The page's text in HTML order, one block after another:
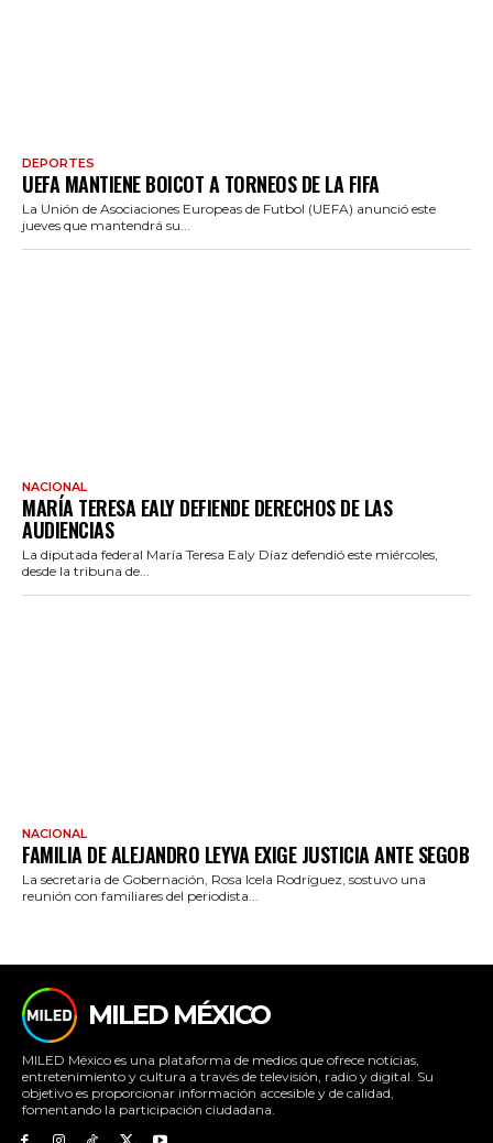
DEPORTES
UEFA MANTIENE BOICOT A TORNEOS DE LA FIFA
La Unión de Asociaciones Europeas de Futbol (UEFA) anunció este
jueves que mantendrá su...
NACIONAL
MARÍA TERESA EALY DEFIENDE DERECHOS DE LAS
AUDIENCIAS
La diputada federal María Teresa Ealy Díaz defendió este miércoles,
desde la tribuna de...
NACIONAL
FAMILIA DE ALEJANDRO LEYVA EXIGE JUSTICIA ANTE SEGOB
La secretaria de Gobernación, Rosa Icela Rodríguez, sostuvo una
reunión con familiares del periodista...
MILED MÉXICO
MILED México es una plataforma de medios que ofrece noticias,
entretenimiento y cultura a través de televisión, radio y digital. Su
objetivo es proporcionar información accesible y de calidad,
fomentando la participación ciudadana.